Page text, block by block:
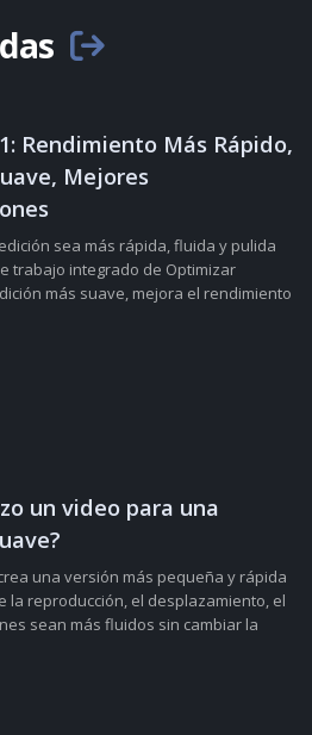
Rendimiento Más Rápido,
Mejores
sea más rápida, fluida y pulida
trabajo integrado de Optimizar
más suave, mejora el rendimiento
un video para una
una versión más pequeña y rápida
la reproducción, el desplazamiento, el
sean más fluidos sin cambiar la